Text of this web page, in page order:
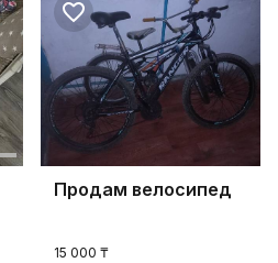
Продам велосипед
15 000 ₸